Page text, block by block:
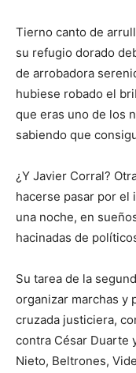
Tierno canto de
su refugio dorado
de arrobadora
hubiese robado el
que eras uno de los
sabiendo que
¿Y Javier Corral?
hacerse pasar por el
una noche, en
hacinadas de
Su tarea de la
organizar marchas y
cruzada justiciera,
contra César Duarte
Nieto, Beltrones,